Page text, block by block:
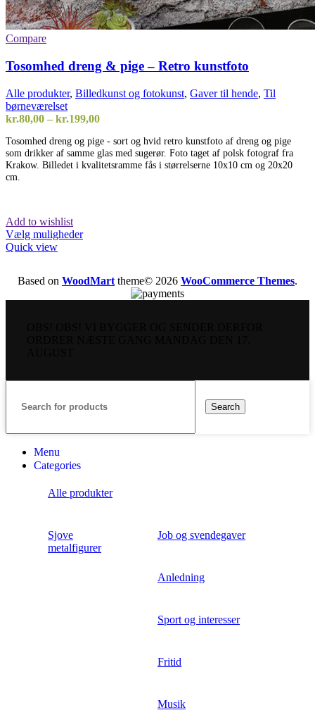
Compare
Tosomhed dreng & pige – Retro kunstfoto
Alle produkter, Billedkunst og fotokunst, Gaver til hende, Til
børneværelset
kr.80,00 – kr.199,00Prisinterval:
til
kr.199,00
Tosomhed dreng og pige - sort og hvid retro kunstfoto af dreng og pige
som drikker af samme glas med sugerør. Foto taget af polsk fotograf fra
Krakow. Billedet i kvalitetsramme fås i størrelserne 10x10 cm og 20x20
cm.
Add to wishlist
Vælg mulighederDette
varianter.
Mulighederne
Quick view
Based on WoodMart theme© 2026 WooCommerce Themes.
Search
Menu
Categories
Alle produkter
Sjove
metalfigurer
Job og svendegaver
Anledning
Sport og interesser
Fritid
Musik